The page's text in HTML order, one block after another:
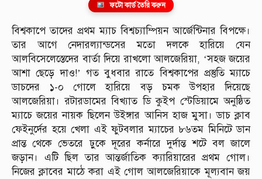
ফটো কার্ড তৈরি করুন
বিশ্বকাপে তাদের প্রথম ম্যাচ বিশ্বচ্যাম্পিয়ন আর্জেন্টিনার বিপক্ষে।
তার আগে নেদারল্যান্ডসের মতো দলকে হারিয়ে যেন
আলবিসেলেস্তেদের বার্তা দিয়ে রাখলো আলজেরিয়া, ‘সহজ জয়ের
আশা ছেড়ে দাও!’ গত বুধবার রাতে বিশ্বকাপের প্রস্তুতি ম্যাচে
ডাচদের ১-০ গোলে হারিয়ে বড় চমক উপহার দিয়েছে
আলজেরিয়া। রটারডামের বিখ্যাত ডি কুইপ স্টেডিয়ামে অনুষ্ঠিত
ম্যাচে জয়ের নায়ক ছিলেন উইঙ্গার আনিস হাজ মুসা। ডাচ ক্লাব
ফেইনুর্দের হয়ে খেলা এই ফুটবলার ম্যাচের ৮৬তম মিনিটে ডান
প্রান্ত থেকে ভেতরে ঢ়ুকে দূরের কর্নারে দুর্দান্ত শটে বল জালে
জড়ান। এটি ছিল তার আন্তর্জাতিক ক্যারিয়ারের প্রথম গোল।
নিজের ক্লাবের মাঠে করা এই গোল আলজেরিয়াকে মূল্যবান জয়